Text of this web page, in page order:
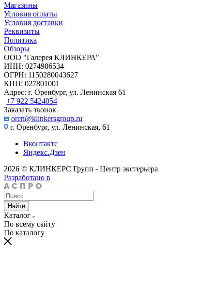
Магазины
Условия оплаты
Условия доставки
Реквизиты
Политика
Обзоры
ООО "Галерея КЛИНКЕРА"
ИНН: 0274906534
ОГРН: 1150280043627
КПП: 027801001
Адрес: г. Оренбург, ул. Ленинская 61
+7 922 5424054
Заказать звонок
oren@klinkersgroup.ru
г. Оренбург, ул. Ленинская, 61
Вконтакте
Яндекс.Дзен
2026 © КЛИНКЕРС Групп - Центр экстерьера
Разработано в
Найти
Каталог
По всему сайту
По каталогу